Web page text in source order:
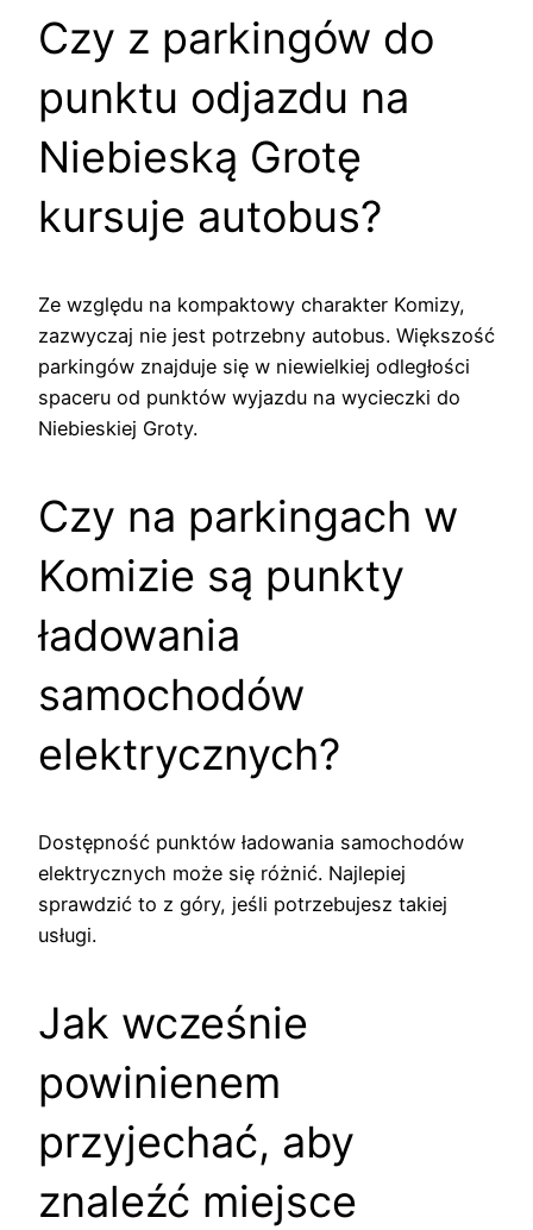
Czy z parkingów do
punktu odjazdu na
Niebieską Grotę
kursuje autobus?
Ze względu na kompaktowy charakter Komizy,
zazwyczaj nie jest potrzebny autobus. Większość
parkingów znajduje się w niewielkiej odległości
spaceru od punktów wyjazdu na wycieczki do
Niebieskiej Groty.
Czy na parkingach w
Komizie są punkty
ładowania
samochodów
elektrycznych?
Dostępność punktów ładowania samochodów
elektrycznych może się różnić. Najlepiej
sprawdzić to z góry, jeśli potrzebujesz takiej
usługi.
Jak wcześnie
powinienem
przyjechać, aby
znaleźć miejsce